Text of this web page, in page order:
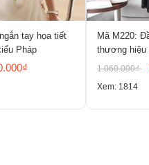
tay họa tiết
Pháp
Mã M220:
thương hiệu
1.060.000₫
Xem: 1814